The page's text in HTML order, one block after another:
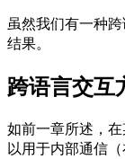
虽然我们有一种
结果。
跨语言交互
如前一章所述，
以用于内部通信